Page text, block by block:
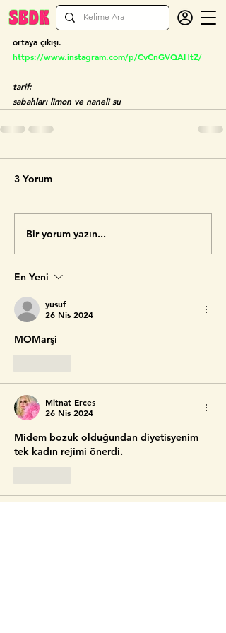
tek kadın rejimi
belkıs ülkesinin yönetim biçimi.
ortaya çıkışı.
https://www.instagram.com/p/CvCnGVQAHtZ/
tarif:
sabahları limon ve naneli su
3 Yorum
Bir yorum yazın...
En Yeni
yusuf
26 Nis 2024
MOMarşi
Mitnat Erces
26 Nis 2024
Midem bozuk olduğundan diyetisyenim
tek kadın rejimi önerdi.